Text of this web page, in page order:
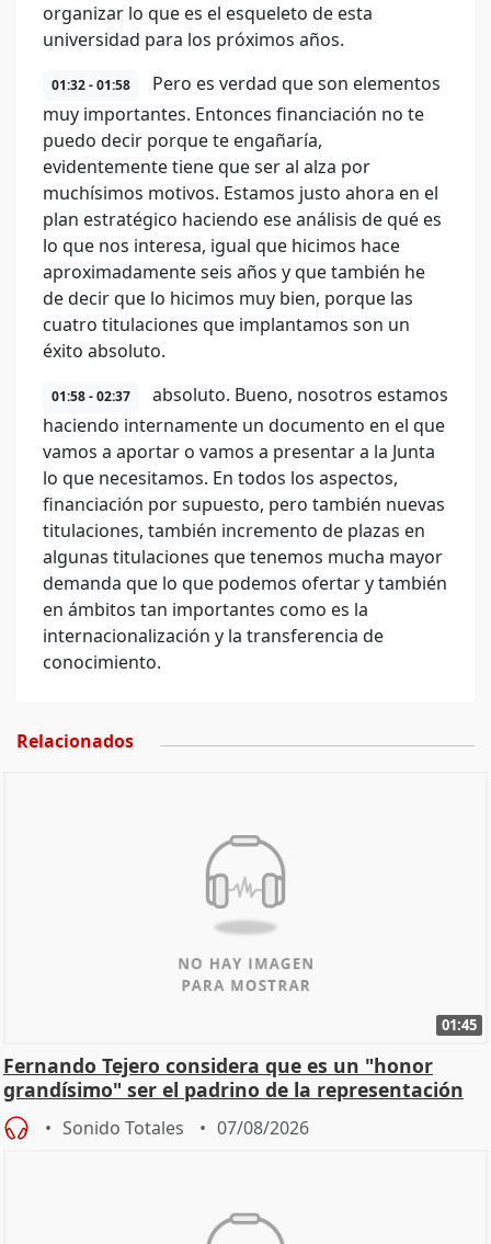
organizar lo que es el esqueleto de esta
universidad para los próximos años.
01:32 - 01:58
Pero es verdad que son elementos
muy importantes. Entonces financiación no te
puedo decir porque te engañaría,
evidentemente tiene que ser al alza por
muchísimos motivos. Estamos justo ahora en el
plan estratégico haciendo ese análisis de qué es
lo que nos interesa, igual que hicimos hace
aproximadamente seis años y que también he
de decir que lo hicimos muy bien, porque las
cuatro titulaciones que implantamos son un
éxito absoluto.
01:58 - 02:37
absoluto. Bueno, nosotros estamos
haciendo internamente un documento en el que
vamos a aportar o vamos a presentar a la Junta
lo que necesitamos. En todos los aspectos,
financiación por supuesto, pero también nuevas
titulaciones, también incremento de plazas en
algunas titulaciones que tenemos mucha mayor
demanda que lo que podemos ofertar y también
en ámbitos tan importantes como es la
internacionalización y la transferencia de
conocimiento.
Relacionados
01:45
Fernando Tejero considera que es un "honor
grandísimo" ser el padrino de la representación
Sonido Totales 07/08/2026